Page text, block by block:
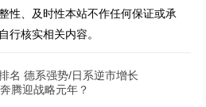
性、及时性本站不作任何保证或承
行核实相关内容。
名 德系强势/日系逆市增长
腾迎战略元年？